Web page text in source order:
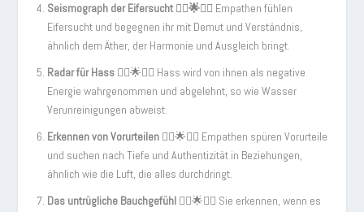
Seismograph der Eifersucht 💆‍♂️🌟💆‍♀️ Empathen fühlen
Eifersucht und begegnen ihr mit Demut und Verständnis,
ähnlich dem Äther, der Harmonie und Ausgleich bringt.
Radar für Hass 💆‍♂️🌟💆‍♀️ Hass wird von ihnen als negative
Energie wahrgenommen und abgelehnt, so wie Wasser
Verunreinigungen abweist.
Erkennen von Vorurteilen 💆‍♂️🌟💆‍♀️ Empathen spüren Vorurteile
und suchen nach Tiefe und Authentizität in Beziehungen,
ähnlich wie die Luft, die alles durchdringt.
Das untrügliche Bauchgefühl 💆‍♂️🌟💆‍♀️ Sie erkennen, wenn es